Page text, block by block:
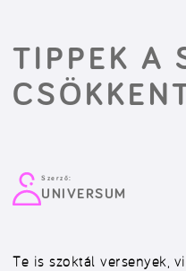
TIPPEK A
Szerző:
UNIVERSUM
Te is szoktál versenyek,